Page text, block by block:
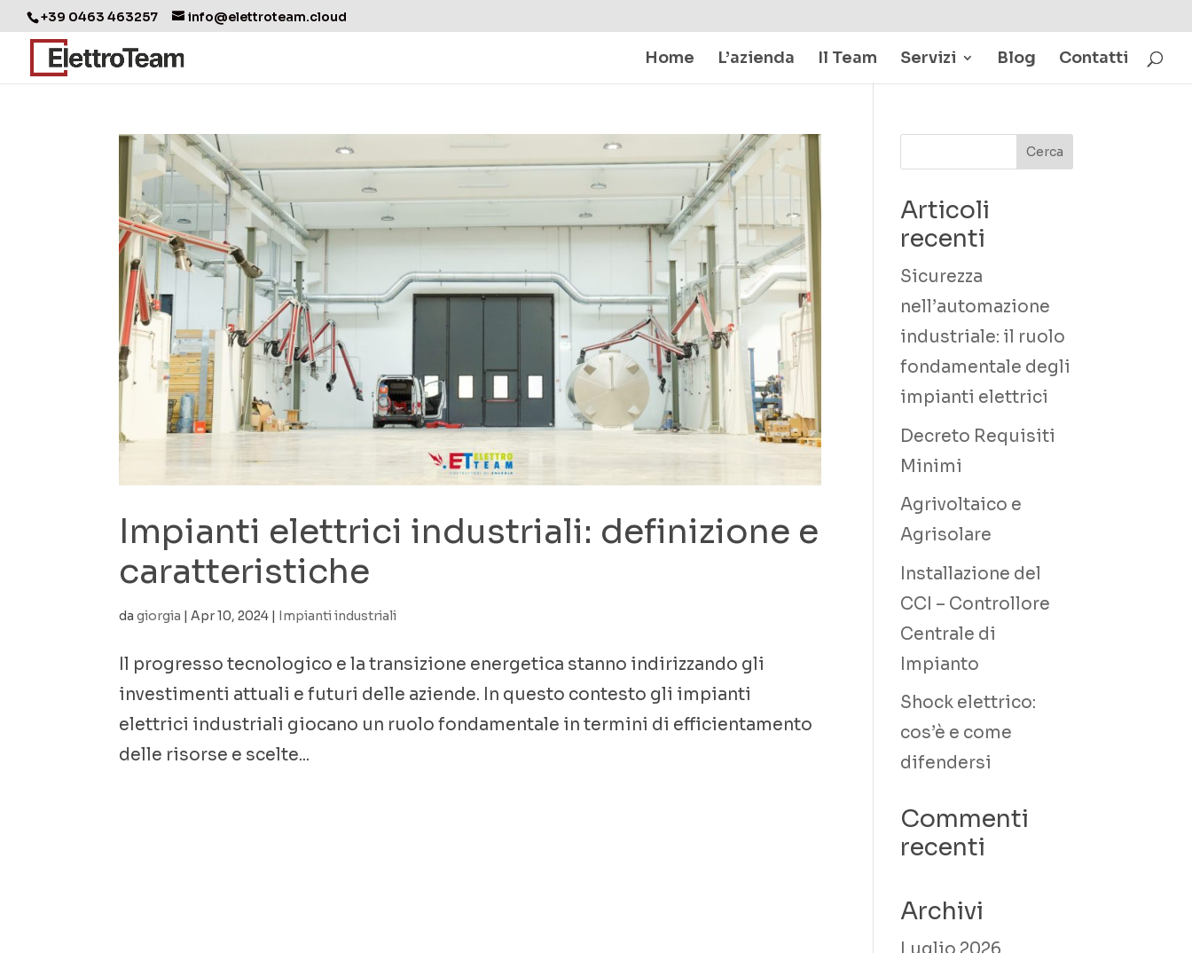
+39 0463 463257 info@elettroteam.cloud
Home L’azienda Il Team Servizi Blog Contatti
Impianti elettrici industriali: definizione e
caratteristiche
dagiorgia |Apr 10, 2024 | Impianti industriali
Il progresso tecnologico e la transizione energetica stanno indirizzando gli
investimenti attuali e futuri delle aziende. In questo contesto gli impianti
elettrici industriali giocano un ruolo fondamentale in termini di efficientamento
delle risorse e scelte...
Articoli
recenti
Sicurezza
nell’automazione
industriale: il ruolo
fondamentale degli
impianti elettrici
Decreto Requisiti
Minimi
Agrivoltaico e
Agrisolare
Installazione del
CCI – Controllore
Centrale di
Impianto
Shock elettrico:
cos’è e come
difendersi
Commenti
recenti
Archivi